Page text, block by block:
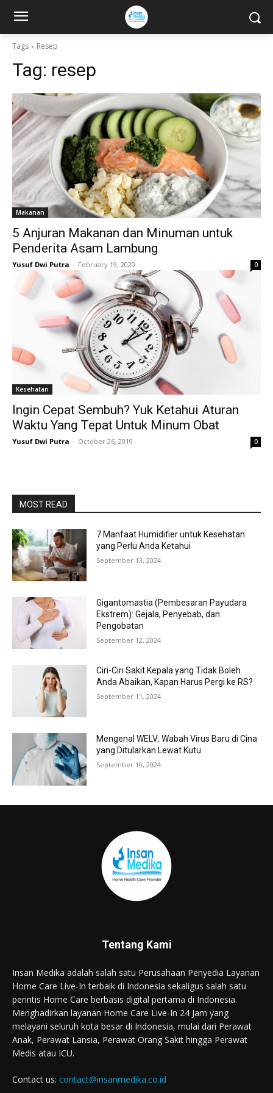
Tags Resep
Tag: resep
Makanan
5 Anjuran Makanan dan Minuman untuk
Penderita Asam Lambung
Yusuf Dwi Putra - February 19, 2020 0
Kesehatan
Ingin Cepat Sembuh? Yuk Ketahui Aturan
Waktu Yang Tepat Untuk Minum Obat
Yusuf Dwi Putra - October 26, 2019 0
MOST READ
7 Manfaat Humidifier untuk Kesehatan
yang Perlu Anda Ketahui
September 13, 2024
Gigantomastia (Pembesaran Payudara
Ekstrem): Gejala, Penyebab, dan
Pengobatan
September 12, 2024
Ciri-Ciri Sakit Kepala yang Tidak Boleh
Anda Abaikan, Kapan Harus Pergi ke RS?
September 11, 2024
Mengenal WELV: Wabah Virus Baru di Cina
yang Ditularkan Lewat Kutu
September 10, 2024
Tentang Kami
Insan Medika adalah salah satu Perusahaan Penyedia Layanan
Home Care Live-In terbaik di Indonesia sekaligus salah satu
perintis Home Care berbasis digital pertama di Indonesia.
Menghadirkan layanan Home Care Live-In 24 Jam yang
melayani seluruh kota besar di Indonesia, mulai dari Perawat
Anak, Perawat Lansia, Perawat Orang Sakit hingga Perawat
Medis atau ICU.
Contact us: contact@insanmedika.co.id